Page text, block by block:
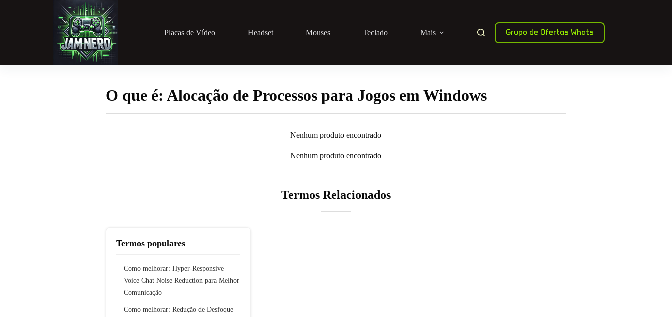
Placas de Vídeo Headset Mouses Teclado Mais Grupo de Ofertas Whats
O que é: Alocação de Processos para Jogos em Windows
Nenhum produto encontrado
Nenhum produto encontrado
Termos Relacionados
Termos populares
Como melhorar: Hyper-Responsive
Voice Chat Noise Reduction para Melhor
Comunicação
Como melhorar: Redução de Desfoque